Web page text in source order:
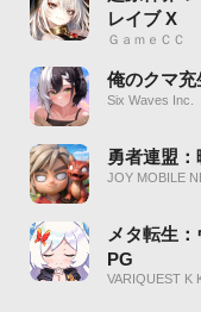
レイブ X
ＧａｍｅＣＣ
俺のクマ
Six Waves Inc.
勇者連盟
JOY MOBILE
メタ転生
PG
VARIQUEST K